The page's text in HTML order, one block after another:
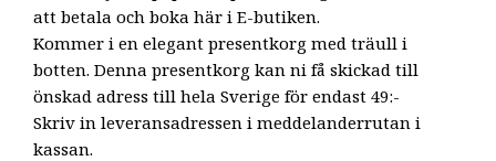
att betala och boka här i E-butiken.
Kommer i en elegant presentkorg med träull i
botten. Denna presentkorg kan ni få skickad till
önskad adress till hela Sverige för endast 49:-
Skriv in leveransadressen i meddelanderrutan i
kassan.